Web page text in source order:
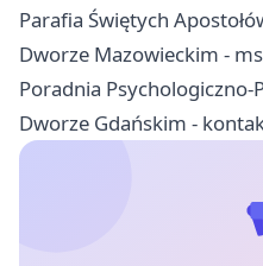
Parafia Świętych
Dworze Mazowieckim -
Poradnia
Dworze Gdańskim -